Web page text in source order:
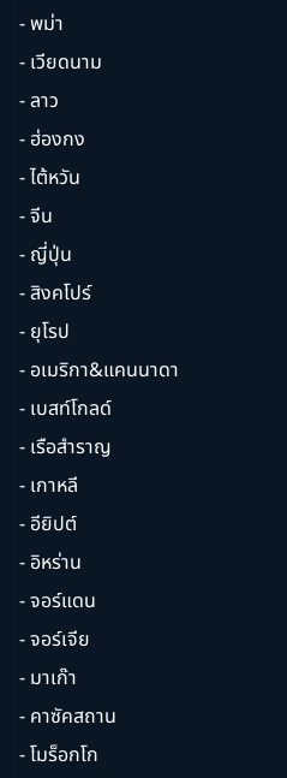
- พม่า
- เวียดนาม
- ลาว
- ฮ่องกง
- ไต้หวัน
- จีน
- ญี่ปุ่น
- สิงคโปร์
- ยุโรป
- อเมริกา&แคนนาดา
- เบสท์โกลด์
- เรือสำราญ
- เกาหลี
- อียิปต์
- อิหร่าน
- จอร์แดน
- จอร์เจีย
- มาเก๊า
- คาซัคสถาน
- โมร็อกโก